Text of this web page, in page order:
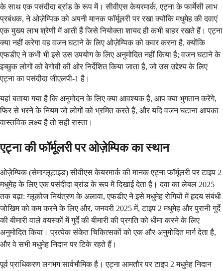
के साथ एक पसंदीदा ब्रांड के रूप में। सीवीएस केयरमार्क, एट्ना के फार्मेसी लाभ
प्रबंधक, ने ओज़ेम्पिक को अपनी मानक फॉर्मूलरी पर रखा क्योंकि मधुमेह की दवाएं
एक मुख्य लाभ श्रेणी में आती हैं जिसे नियोक्ता शायद ही कभी बाहर रखते हैं। एट्ना
क्या नहीं करेगा वह वजन घटाने के लिए ओज़ेम्पिक को कवर करना है, क्योंकि
एफडीए ने कभी भी इसे उस उपयोग के लिए अनुमोदित नहीं किया है; वजन घटाने के
इच्छुक लोगों को वेगोवी की ओर निर्देशित किया जाता है, जो उस उद्देश्य के लिए
एट्ना का पसंदीदा जीएलपी-1 है।
यहां बताया गया है कि अनुमोदन के लिए क्या आवश्यक है, आप क्या भुगतान करेंगे,
फिर से भरने के नियम जो लोगों को भ्रमित करते हैं, और यदि वजन घटाना आपका
वास्तविक लक्ष्य है तो सही रास्ता।
एट्ना की फॉर्मूलरी पर ओज़ेम्पिक का स्थान
ओज़ेम्पिक (सेमाग्लूटाइड) सीवीएस केयरमार्क की मानक एट्ना फॉर्मूलरी पर टाइप 2
मधुमेह के लिए एक पसंदीदा ब्रांड के रूप में दिखाई देता है। दवा का लेबल 2025
तक बढ़ा: ग्लूकोज नियंत्रण के अलावा, एफडीए ने इसे मधुमेह रोगियों में हृदय संबंधी
जोखिम को कम करने के लिए और, जनवरी 2025 में, टाइप 2 मधुमेह और पुरानी गुर्दे
की बीमारी वाले वयस्कों में गुर्दे की बीमारी की प्रगति को धीमा करने के लिए
अनुमोदित किया। प्रत्येक संकेत चिकित्सकों को एक और अनुमोदित मार्ग देता है,
और वे सभी मधुमेह निदान पर टिके रहते हैं।
पूर्व प्राधिकरण लगभग सार्वभौमिक है। एट्ना आमतौर पर टाइप 2 मधुमेह निदान